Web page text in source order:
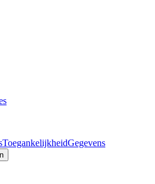
ToegankelijkheidGegevens